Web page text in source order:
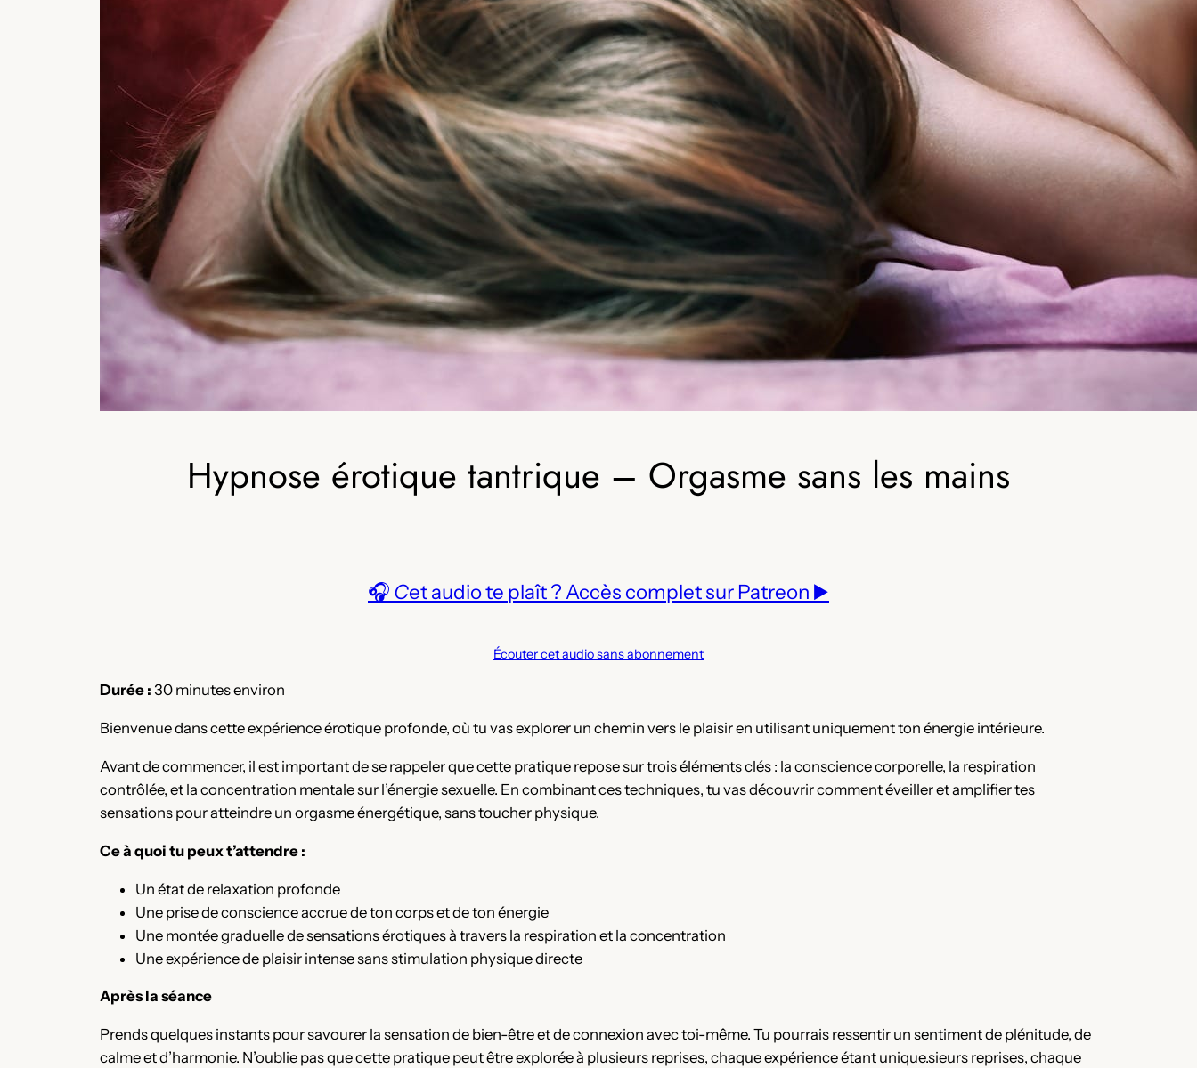
Hypnose érotique tantrique – Orgasme sans les mains
🎧 Cet audio te plaît ? Accès complet sur Patreon ▶️
Écouter cet audio sans abonnement
Durée : 30 minutes environ
Bienvenue dans cette expérience érotique profonde, où tu vas explorer un chemin vers le plaisir en utilisant uniquement ton énergie intérieure.
Avant de commencer, il est important de se rappeler que cette pratique repose sur trois éléments clés : la conscience corporelle, la respiration
contrôlée, et la concentration mentale sur l’énergie sexuelle. En combinant ces techniques, tu vas découvrir comment éveiller et amplifier tes
sensations pour atteindre un orgasme énergétique, sans toucher physique.
Ce à quoi tu peux t’attendre :
Un état de relaxation profonde
Une prise de conscience accrue de ton corps et de ton énergie
Une montée graduelle de sensations érotiques à travers la respiration et la concentration
Une expérience de plaisir intense sans stimulation physique directe
Après la séance
Prends quelques instants pour savourer la sensation de bien-être et de connexion avec toi-même. Tu pourrais ressentir un sentiment de plénitude, de
calme et d’harmonie. N’oublie pas que cette pratique peut être explorée à plusieurs reprises, chaque expérience étant unique.sieurs reprises, chaque